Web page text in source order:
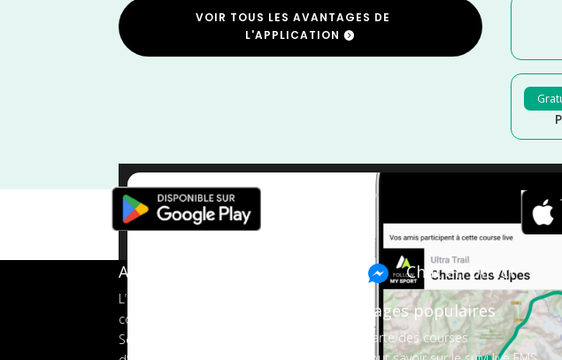
VOIR TOUS LES AVANTAGES DE
L'APPLICATION
A propos de FMS
L’application tout-en-un pour les
coureurs
Services aux organisateurs
Chat en Direct
Pages populaires
Carte des courses